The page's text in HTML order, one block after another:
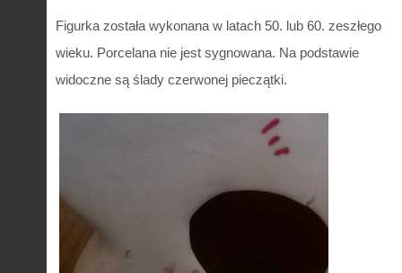
Figurka została wykonana w latach 50. lub 60. zeszłego
wieku. Porcelana nie jest sygnowana. Na podstawie
widoczne są ślady czerwonej pieczątki.